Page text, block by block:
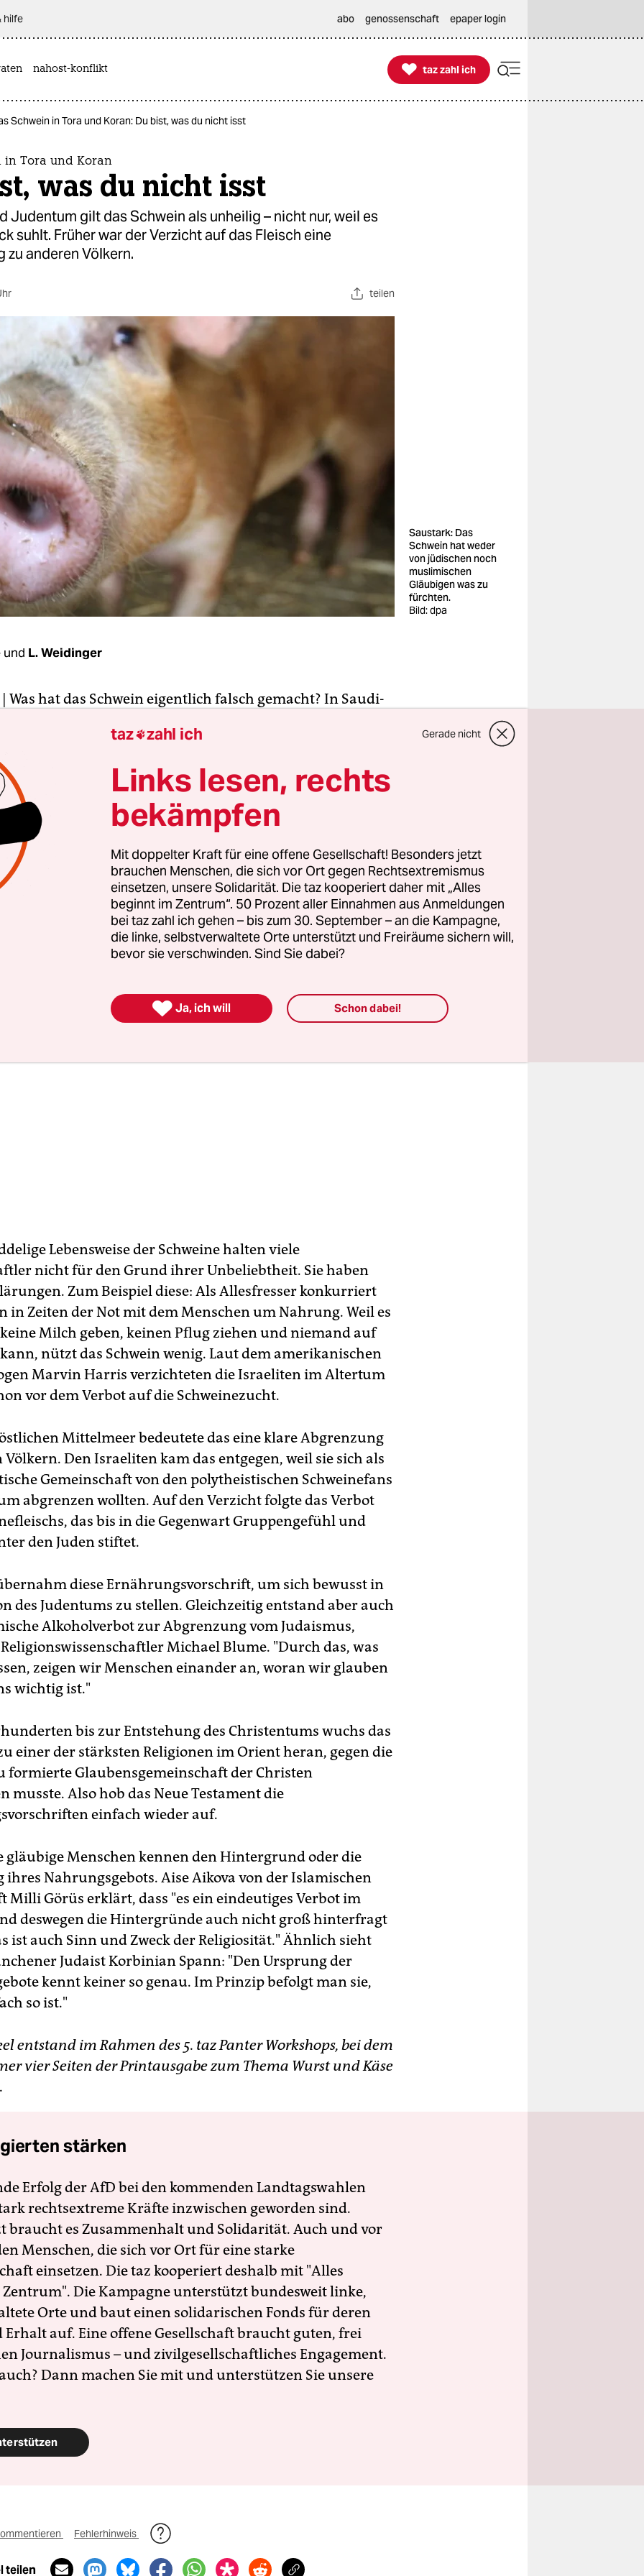
hilfe abo genossenschaft epaper login
nahost-konflikt 
taz zahl ich
taz zahl ich
Schwein in Tora und Koran: Du bist, was du nicht isst
in Tora und Koran
was du nicht isst
Judentum gilt das Schwein als unheilig – nicht nur, weil es
suhlt. Früher war der Verzicht auf das Fleisch eine
zu anderen Völkern.
teilen
Saustark: Das
Schwein hat weder
von jüdischen noch
muslimischen
Gläubigen was zu
fürchten.
Bild: dpa
und L. Weidinger
| Was hat das Schwein eigentlich falsch gemacht? In Saudi-
Boden berühren, sodass es nur auf Rollbrettern durch das
fahren kann. Wieso die Tora und der Koran ausgerechnet
verbieten, wissen sogar die meisten Gläubigen nicht.
muslimische Gelehrte missbilligen das Schwein
für seine unreine Lebensweise. Unrein ist es ihrer
weil es sich gerne im Dreck suhlt, Krankheiten
Abfall, Aas und selbst die eigenen Exkremente frisst.
und Hühner fressen in Notzeiten ebenfalls ihren eigenen
auch Krankheiten auf den Menschen übertragen und
nicht verboten. Warum traf es also das Schwein?
Lebensweise der Schweine halten viele
nicht für den Grund ihrer Unbeliebtheit. Sie haben
Zum Beispiel diese: Als Allesfresser konkurriert
in Zeiten der Not mit dem Menschen um Nahrung. Weil es
Milch geben, keinen Pflug ziehen und niemand auf
nützt das Schwein wenig. Laut dem amerikanischen
Marvin Harris verzichteten die Israeliten im Altertum
vor dem Verbot auf die Schweinezucht.
Mittelmeer bedeutete das eine klare Abgrenzung
Völkern. Den Israeliten kam das entgegen, weil sie sich als
Gemeinschaft von den polytheistischen Schweinefans
abgrenzen wollten. Auf den Verzicht folgte das Verbot
das bis in die Gegenwart Gruppengefühl und
den Juden stiftet.
diese Ernährungsvorschrift, um sich bewusst in
des Judentums zu stellen. Gleichzeitig entstand aber auch
Alkoholverbot zur Abgrenzung vom Judaismus,
Michael Blume. "Durch das, was
zeigen wir Menschen einander an, woran wir glauben
wichtig ist."
bis zur Entstehung des Christentums wuchs das
einer der stärksten Religionen im Orient heran, gegen die
formierte Glaubensgemeinschaft der Christen
musste. Also hob das Neue Testament die
einfach wieder auf.
gläubige Menschen kennen den Hintergrund oder die
ihres Nahrungsgebots. Aise Aikova von der Islamischen
Milli Görüs erklärt, dass "es ein eindeutiges Verbot im
deswegen die Hintergründe auch nicht groß hinterfragt
ist auch Sinn und Zweck der Religiosität." Ähnlich sieht
Judaist Korbinian Spann: "Den Ursprung der
kennt keiner so genau. Im Prinzip befolgt man sie,
so ist."
entstand im Rahmen des 5. taz Panter Workshops, bei dem
vier Seiten der Printausgabe zum Thema Wurst und Käse
stärken
Erfolg der AfD bei den kommenden Landtagswahlen
rechtsextreme Kräfte inzwischen geworden sind.
braucht es Zusammenhalt und Solidarität. Auch und vor
Menschen, die sich vor Ort für eine starke
einsetzen. Die taz kooperiert deshalb mit "Alles
Die Kampagne unterstützt bundesweit linke,
Orte und baut einen solidarischen Fonds für deren
Erhalt auf. Eine offene Gesellschaft braucht guten, frei
Journalismus – und zivilgesellschaftliches Engagement.
Dann machen Sie mit und unterstützen Sie unsere
Fehlerhinweis
teilen
taz zahl ich Gerade nicht
Links lesen, rechts
bekämpfen
Mit doppelter Kraft für eine offene Gesellschaft! Besonders jetzt
brauchen Menschen, die sich vor Ort gegen Rechtsextremismus
einsetzen, unsere Solidarität. Die taz kooperiert daher mit „Alles
beginnt im Zentrum“. 50 Prozent aller Einnahmen aus Anmeldungen
bei taz zahl ich gehen – bis zum 30. September – an die Kampagne,
die linke, selbstverwaltete Orte unterstützt und Freiräume sichern will,
bevor sie verschwinden. Sind Sie dabei?
 Ja, ich will Schon dabei!